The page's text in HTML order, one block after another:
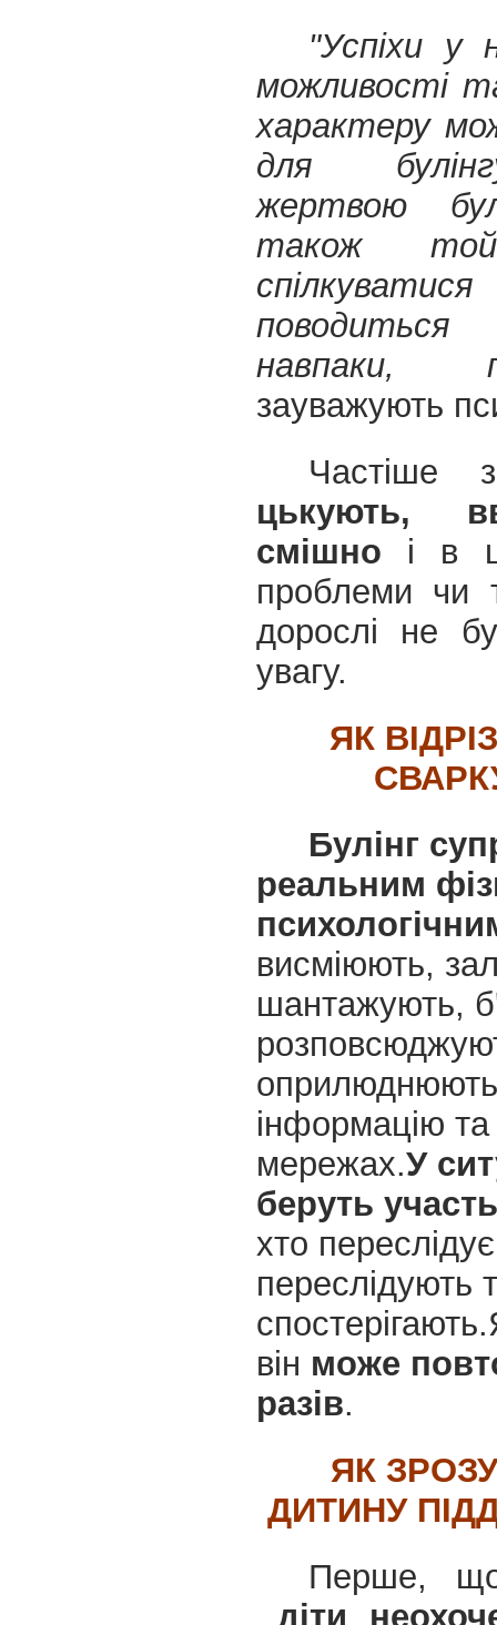
"Успіхи у
можливості
характеру
для
жертвою
також
навпаки,
зауважують
цькують,
смішно і в
проблеми чи
дорослі не
увагу.
ЯК
Булінг
реальним
висміюють,
шантажують,
інформацію
мережах.У
беруть
хто
переслідують
спостерігають.
він може
разів.
ЯК
ДИТИНУ
Перше,
діти